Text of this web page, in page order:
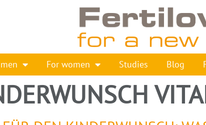
For women Studies Blog